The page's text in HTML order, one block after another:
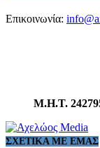
Επικοινωνία:
Μ.Η.Τ.
ΣΧΕΤΙΚΆ ΜΕ ΕΜΆΣ